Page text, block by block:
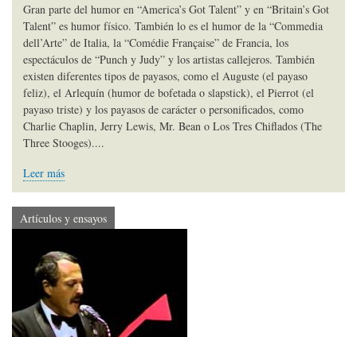
Gran parte del humor en “America’s Got Talent” y en “Britain’s Got
Talent” es humor físico. También lo es el humor de la “Commedia
dell’Arte” de Italia, la “Comédie Française” de Francia, los
espectáculos de “Punch y Judy” y los artistas callejeros. También
existen diferentes tipos de payasos, como el Auguste (el payaso
feliz), el Arlequín (humor de bofetada o slapstick), el Pierrot (el
payaso triste) y los payasos de carácter o personificados, como
Charlie Chaplin, Jerry Lewis, Mr. Bean o Los Tres Chiflados (The
Three Stooges)....
Leer más
Artículos y ensayos